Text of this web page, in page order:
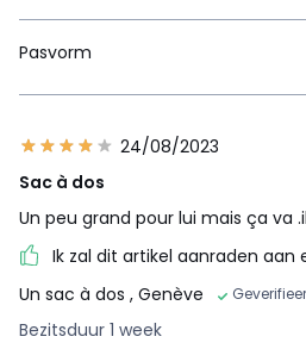
Pasvorm
24/08/2023
Sac à dos
Un peu grand pour lui mais ça va
Ik zal dit artikel aanraden aan
Un sac à dos , Genève
Bezitsduur 1 week